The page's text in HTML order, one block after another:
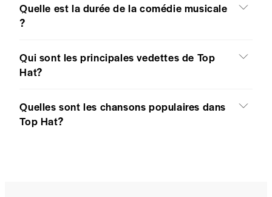
Quelle est la durée de la comédie musicale
?
Qui sont les principales vedettes de Top
Hat?
Quelles sont les chansons populaires dans
Top Hat?